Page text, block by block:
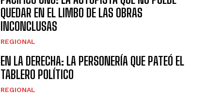
QUEDAR EN EL LIMBO DE LAS OBRAS
INCONCLUSAS
REGIONAL
EN LA DERECHA: LA PERSONERÍA QUE PATEÓ EL
TABLERO POLÍTICO
REGIONAL